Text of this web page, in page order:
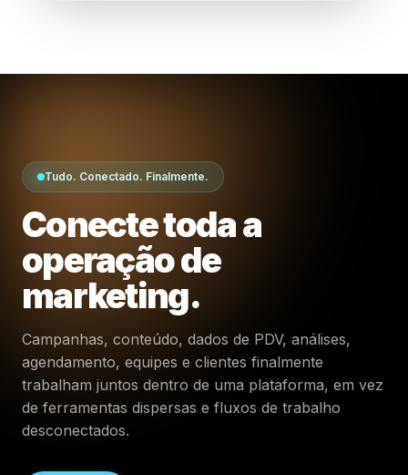
Tudo. Conectado. Finalmente.
Conecte toda a
operação de
marketing.
Campanhas, conteúdo, dados de PDV, análises,
agendamento, equipes e clientes finalmente
trabalham juntos dentro de uma plataforma, em vez
de ferramentas dispersas e fluxos de trabalho
desconectados.